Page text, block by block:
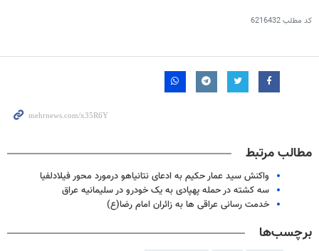
کد مطلب6216432
مطالب مرتبط
واکنش سید عمار حکیم به ادعای نتانیاهو درمورد محور فیلادلفیا
سه کشته در حمله پهپادی به یک خودرو در سلیمانیه عراق
خدمت رسانی عراقی ها به زائران امام رضا(ع)
برچسب‌ها